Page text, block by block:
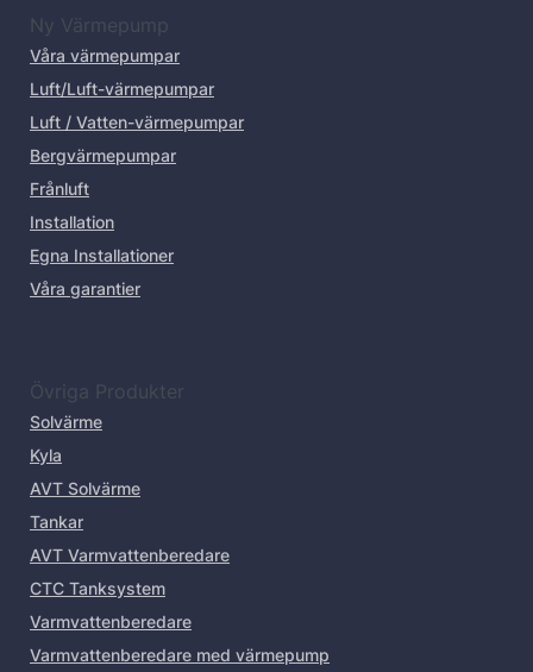
Ny Värmepump
Våra värmepumpar
Luft/Luft-värmepumpar
Luft / Vatten-värmepumpar
Bergvärmepumpar
Frånluft
Installation
Egna Installationer
Våra garantier
Övriga Produkter
Solvärme
Kyla
AVT Solvärme
Tankar
AVT Varmvattenberedare
CTC Tanksystem
Varmvattenberedare
Varmvattenberedare med värmepump